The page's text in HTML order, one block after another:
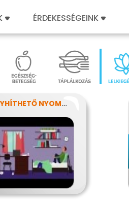
ÉRDEKESSÉGEINK
AZ ENYHÍTHETŐ NYOMÁS - STRESSZ